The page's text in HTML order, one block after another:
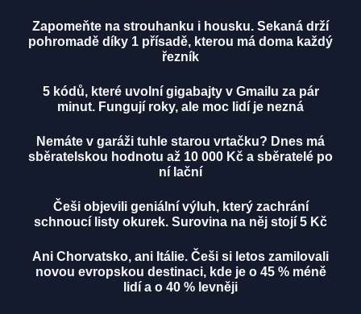
Zapomeňte na strouhanku i housku. Sekaná drží
pohromadě díky 1 přísadě, kterou má doma každý
řezník
5 kódů, které uvolní gigabajty v Gmailu za pár
minut. Fungují roky, ale moc lidí je nezná
Nemáte v garáži tuhle starou vrtačku? Dnes má
sběratelskou hodnotu až 10 000 Kč a sběratelé po
ní lační
Češi objevili geniální výluh, který zachrání
schnoucí listy okurek. Surovina na něj stojí 5 Kč
Ani Chorvatsko, ani Itálie. Češi si letos zamilovali
novou evropskou destinaci, kde je o 45 % méně
lidí a o 40 % levněji